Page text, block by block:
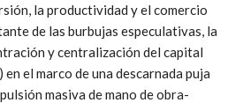
la productividad y el comercio
de las burbujas especulativas, la
y centralización del capital
el marco de una descarnada puja
masiva de mano de obra-